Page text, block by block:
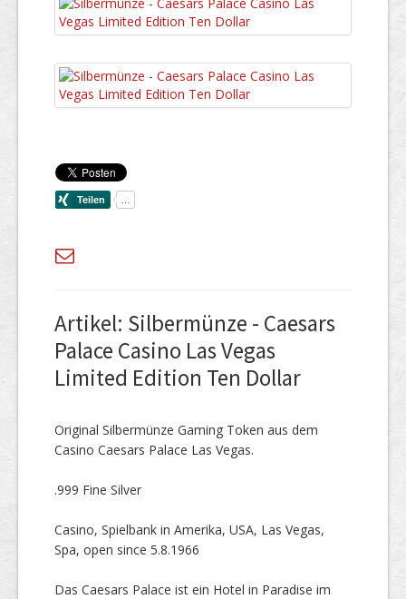
Artikel: Silbermünze - Caesars
Palace Casino Las Vegas
Limited Edition Ten Dollar
Original Silbermünze Gaming Token aus dem
Casino Caesars Palace Las Vegas.
.999 Fine Silver
Casino, Spielbank in Amerika, USA, Las Vegas,
Spa, open since 5.8.1966
Das Caesars Palace ist ein Hotel in Paradise im